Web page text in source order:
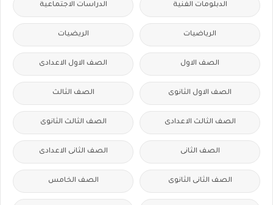
الدبلومات الفنية الدراسات الاجتماعية
الرياضيات الريضيات
الصف الاول الصف الاول الاعدادى
الصف الاول الثانوى الصف الثالث
الصف الثالث الاعدادى الصف الثالث الثانوى
الصف الثانى الصف الثانى الاعدادى
الصف الثانى الثانوى الصف الخامس